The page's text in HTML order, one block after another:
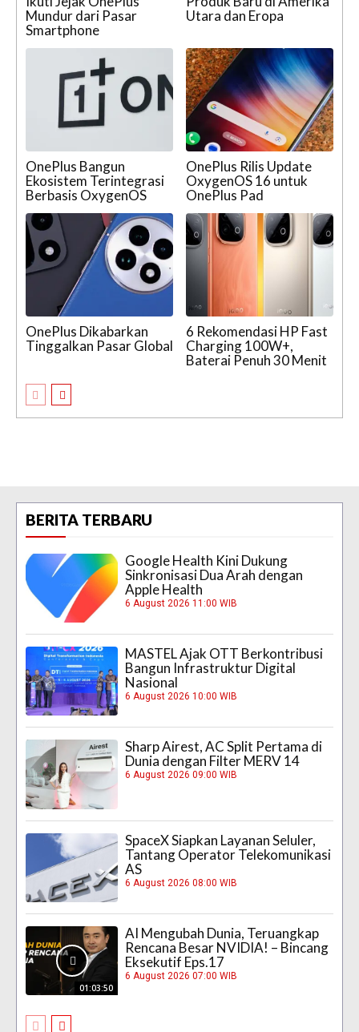
Mundur dari Pasar
Smartphone
Utara dan Eropa
OnePlus Bangun
Ekosistem Terintegrasi
Berbasis OxygenOS
OnePlus Rilis Update
OxygenOS 16 untuk
OnePlus Pad
OnePlus Dikabarkan
Tinggalkan Pasar Global
6 Rekomendasi HP Fast
Charging 100W+,
Baterai Penuh 30 Menit
BERITA TERBARU
Google Health Kini Dukung
Sinkronisasi Dua Arah dengan
Apple Health
6 August 2026 11:00 WIB
MASTEL Ajak OTT Berkontribusi
Bangun Infrastruktur Digital
Nasional
6 August 2026 10:00 WIB
Sharp Airest, AC Split Pertama di
Dunia dengan Filter MERV 14
6 August 2026 09:00 WIB
SpaceX Siapkan Layanan Seluler,
Tantang Operator Telekomunikasi
AS
6 August 2026 08:00 WIB
01:03:50
AI Mengubah Dunia, Teruangkap
Rencana Besar NVIDIA! – Bincang
Eksekutif Eps.17
6 August 2026 07:00 WIB